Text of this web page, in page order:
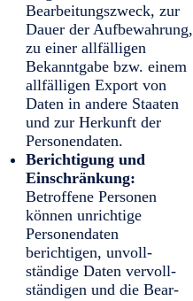
Bearbeitungs­zweck, zur
Dauer der Auf­bewahrung,
zu einer all­fälligen
Bekannt­gabe bzw. einem
all­fälligen Export von
Daten in andere Staaten
und zur Herkunft der
Personen­daten.
Berichtigung und
Einschränkung:
Betroffene Personen
können unrichtige
Personen­daten
berichtigen, unvoll­
ständige Daten vervoll­
ständigen und die Bear­